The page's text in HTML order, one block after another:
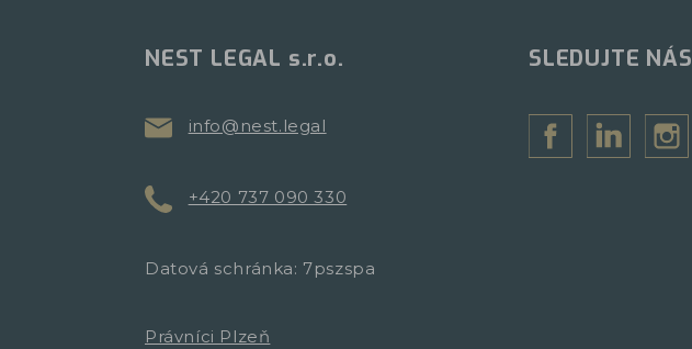
NEST LEGAL s.r.o.
info@nest.legal
+420 737 090 330
Datová schránka: 7pszspa
Právníci Plzeň
SLEDUJTE NÁS